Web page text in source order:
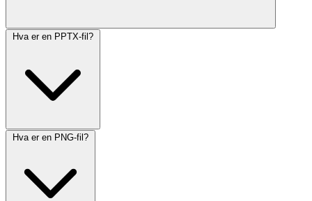
Hva er en PPTX-fil?
Hva er en PNG-fil?